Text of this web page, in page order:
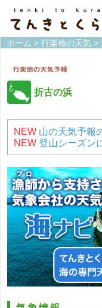
ホーム > 行楽地の天気 >
折古の浜
NEW 山の天気予報
NEW 登山シーズン